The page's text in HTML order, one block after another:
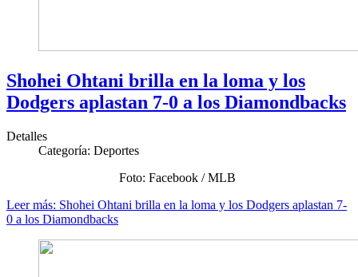
Shohei Ohtani brilla en la loma y los
Dodgers aplastan 7-0 a los Diamondbacks
Detalles
Categoría: Deportes
Foto: Facebook / MLB
Leer más: Shohei Ohtani brilla en la loma y los Dodgers aplastan 7-
0 a los Diamondbacks